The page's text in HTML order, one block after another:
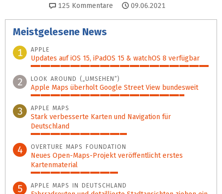
125 Kommentare 09.06.2021
Meistgelesene News
1
APPLE
Updates auf iOS 15, iPadOS 15 & watchOS 8 verfügbar
100%
2 LOOK AROUND („UMSEHEN“)
Apple Maps überholt Google Street View bundesweit
86%
3 APPLE MAPS
Stark verbesserte Karten und Navigation für
Deutschland
54%
4 OVERTURE MAPS FOUNDATION
Neues Open-Maps-Projekt veröffentlicht erstes
Kartenmaterial
49%
5 APPLE MAPS IN DEUTSCHLAND